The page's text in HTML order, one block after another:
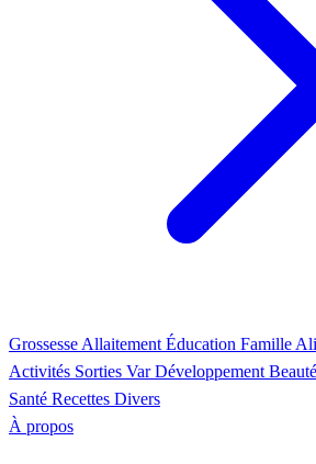
Grossesse Allaitement Éducation Famille
Activités Sorties Var Développement
Santé Recettes Divers
À propos